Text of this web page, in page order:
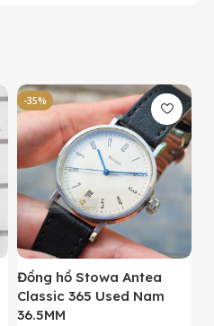
-35%
Đồng hồ Stowa Antea
Classic 365 Used Nam
36.5MM